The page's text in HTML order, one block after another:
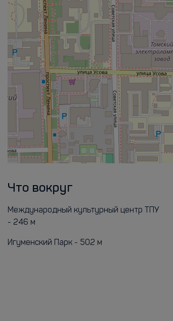
Что вокруг
Международный культурный центр ТПУ
- 246 м
Игуменский Парк - 502 м